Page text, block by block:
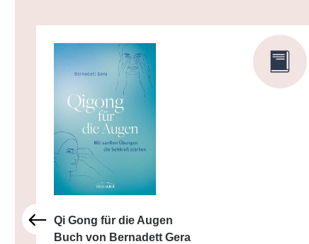
Qi Gong für die Augen
Buch von Bernadett Gera